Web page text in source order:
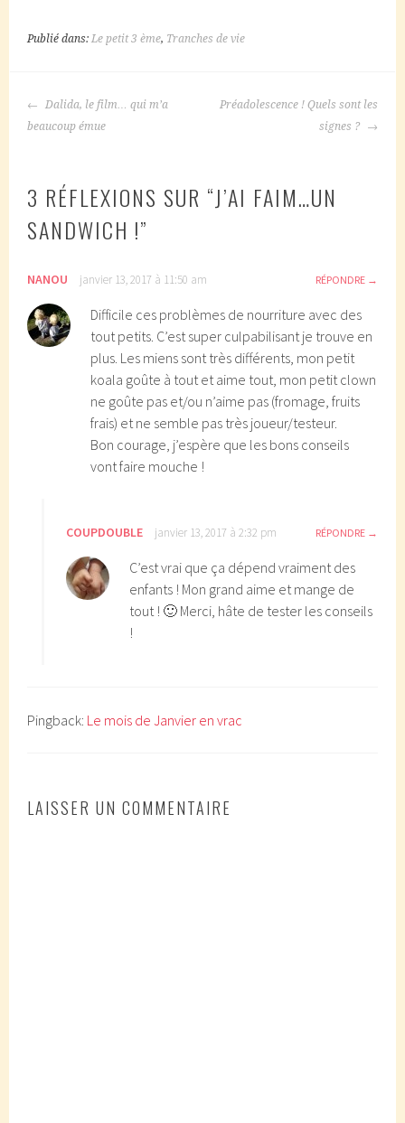
Publié dans:Le petit 3 ème, Tranches de vie
NAVIGATION
DES
Dalida, le film… qui m’a
beaucoup émue
Préadolescence ! Quels sont les
signes ?
3 RÉFLEXIONS SUR “J’AI FAIM…UN
SANDWICH !”
NANOU janvier 13, 2017 à 11:50 am RÉPONDRE
Difficile ces problèmes de nourriture avec des
tout petits. C’est super culpabilisant je trouve en
plus. Les miens sont très différents, mon petit
koala goûte à tout et aime tout, mon petit clown
ne goûte pas et/ou n’aime pas (fromage, fruits
frais) et ne semble pas très joueur/testeur.
Bon courage, j’espère que les bons conseils
vont faire mouche !
COUPDOUBLE janvier 13, 2017 à 2:32 pm RÉPONDRE
C’est vrai que ça dépend vraiment des
enfants ! Mon grand aime et mange de
tout ! 🙂 Merci, hâte de tester les conseils
!
Pingback: Le mois de Janvier en vrac
LAISSER UN COMMENTAIRE